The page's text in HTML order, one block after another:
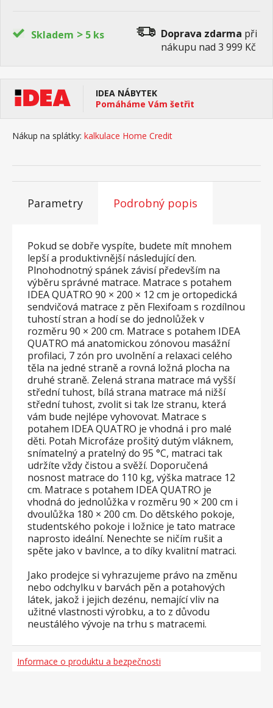
Skladem > 5 ks Doprava zdarma při
nákupu nad 3 999 Kč
IDEA NÁBYTEK
Pomáháme Vám šetřit
Nákup na splátky: kalkulace Home Credit
Parametry Podrobný popis
Pokud se dobře vyspíte, budete mít mnohem
lepší a produktivnější následující den.
Plnohodnotný spánek závisí především na
výběru správné matrace. Matrace s potahem
IDEA QUATRO 90 × 200 × 12 cm je ortopedická
sendvičová matrace z pěn Flexifoam s rozdílnou
tuhostí stran a hodí se do jednolůžek v
rozměru 90 × 200 cm. Matrace s potahem IDEA
QUATRO má anatomickou zónovou masážní
profilaci, 7 zón pro uvolnění a relaxaci celého
těla na jedné straně a rovná ložná plocha na
druhé straně. Zelená strana matrace má vyšší
střední tuhost, bílá strana matrace má nižší
střední tuhost, zvolit si tak lze stranu, která
vám bude nejlépe vyhovovat. Matrace s
potahem IDEA QUATRO je vhodná i pro malé
děti. Potah Microfáze prošitý dutým vláknem,
snímatelný a pratelný do 95 °C, matraci tak
udržíte vždy čistou a svěží. Doporučená
nosnost matrace do 110 kg, výška matrace 12
cm. Matrace s potahem IDEA QUATRO je
vhodná do jednolůžka v rozměru 90 × 200 cm i
dvoulůžka 180 × 200 cm. Do dětského pokoje,
studentského pokoje i ložnice je tato matrace
naprosto ideální. Nenechte se ničím rušit a
spěte jako v bavlnce, a to díky kvalitní matraci.
Jako prodejce si vyhrazujeme právo na změnu
nebo odchylku v barvách pěn a potahových
látek, jakož i jejich dezénu, nemající vliv na
užitné vlastnosti výrobku, a to z důvodu
neustálého vývoje na trhu s matracemi.
Informace o produktu a bezpečnosti